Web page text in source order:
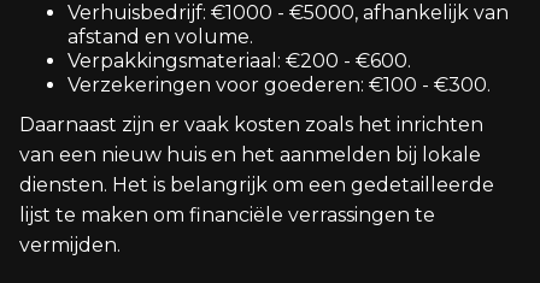
Verhuisbedrijf: €1000 - €5000, afhankelijk van
afstand en volume.
Verpakkingsmateriaal: €200 - €600.
Verzekeringen voor goederen: €100 - €300.
Daarnaast zijn er vaak kosten zoals het inrichten
van een nieuw huis en het aanmelden bij lokale
diensten. Het is belangrijk om een gedetailleerde
lijst te maken om financiële verrassingen te
vermijden.